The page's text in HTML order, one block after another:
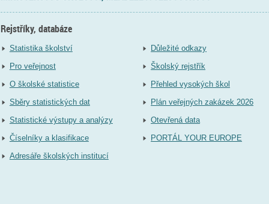
Rejstříky, databáze
Statistika školství
Pro veřejnost
O školské statistice
Sběry statistických dat
Statistické výstupy a analýzy
Číselníky a klasifikace
Adresáře školských institucí
Důležité odkazy
Školský rejstřík
Přehled vysokých škol
Plán veřejných zakázek 2026
Otevřená data
PORTÁL YOUR EUROPE